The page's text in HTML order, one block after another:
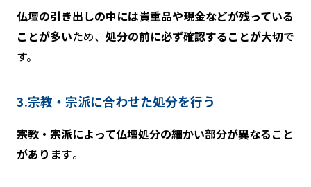
仏壇の引き出しの中には貴重品や現金などが残っている
ことが多いため、 処分の前に必ず確認することが大切で
す。
3.宗教・宗派に合わせた処分を行う
宗教・宗派によって仏壇処分の細かい部分が異なること
があります。